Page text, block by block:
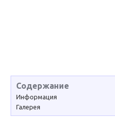
Содержание
Информация
Галерея